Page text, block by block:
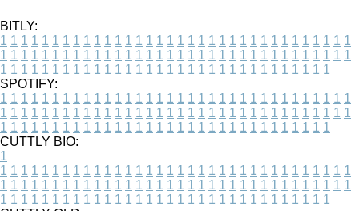
BITLY:
1 1 1 1 1 1 1 1 1 1 1 1 1 1 1 1 1 1 1 1 1 1 1 1 1 1 1 1 1 1 1 1 1 1
1 1 1 1 1 1 1 1 1 1 1 1 1 1 1 1 1 1 1 1 1 1 1 1 1 1 1 1 1 1 1 1 1 1
1 1 1 1 1 1 1 1 1 1 1 1 1 1 1 1 1 1 1 1 1 1 1 1 1 1 1 1 1 1 1 1
SPOTIFY:
1 1 1 1 1 1 1 1 1 1 1 1 1 1 1 1 1 1 1 1 1 1 1 1 1 1 1 1 1 1 1 1 1 1
1 1 1 1 1 1 1 1 1 1 1 1 1 1 1 1 1 1 1 1 1 1 1 1 1 1 1 1 1 1 1 1 1 1
1 1 1 1 1 1 1 1 1 1 1 1 1 1 1 1 1 1 1 1 1 1 1 1 1 1 1 1 1 1 1 1
CUTTLY BIO:
1
1 1 1 1 1 1 1 1 1 1 1 1 1 1 1 1 1 1 1 1 1 1 1 1 1 1 1 1 1 1 1 1 1 1
1 1 1 1 1 1 1 1 1 1 1 1 1 1 1 1 1 1 1 1 1 1 1 1 1 1 1 1 1 1 1 1 1 1
1 1 1 1 1 1 1 1 1 1 1 1 1 1 1 1 1 1 1 1 1 1 1 1 1 1 1 1 1 1 1 1